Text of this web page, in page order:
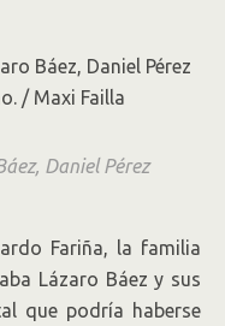
Daniel Pérez
Fariña, la familia
Lázaro Báez y sus
que podría haberse